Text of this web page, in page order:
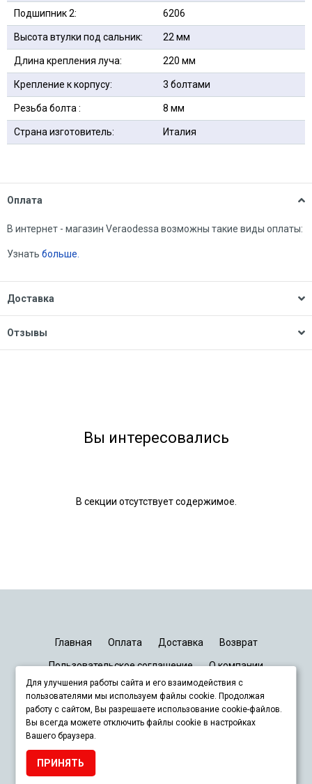
Подшипник 2: 6206
Высота втулки под сальник: 22 мм
Длина крепления луча: 220 мм
Крепление к корпусу: 3 болтами
Резьба болта : 8 мм
Страна изготовитель: Италия
Оплата
В интернет - магазин Veraodessa возможны такие виды оплаты:
Узнать больше.
Доставка
Отзывы
Вы интересовались
В секции отсутствует содержимое.
Главная Оплата Доставка Возврат
Пользовательское соглашение О компании
График работы Киев Днепр Запорожье
+380678833929
Для улучшения работы сайта и его взаимодействия с
пользователями мы используем файлы cookie. Продолжая
работу с сайтом, Вы разрешаете использование cookie-файлов.
Вы всегда можете отключить файлы cookie в настройках
Вашего браузера.
ПРИНЯТЬ